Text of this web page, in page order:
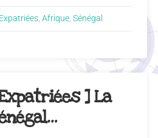
, Afrique, Sénégal
] La